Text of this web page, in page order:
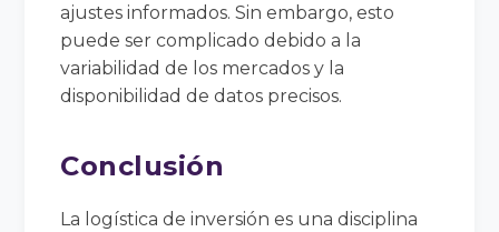
ajustes informados. Sin embargo, esto
puede ser complicado debido a la
variabilidad de los mercados y la
disponibilidad de datos precisos.
Conclusión
La logística de inversión es una disciplina